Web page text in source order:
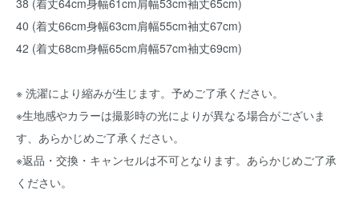
38 (着丈64cm身幅61cm肩幅53cm袖丈65cm)
40 (着丈66cm身幅63cm肩幅55cm袖丈67cm)
42 (着丈68cm身幅65cm肩幅57cm袖丈69cm)
※ 洗濯により縮みが生じます。予めご了承ください。
※生地感やカラーは撮影時の光によりが異なる場合がございま
す、あらかじめご了承ください。
※返品・交換・キャンセルは不可となります。あらかじめご了承
ください。